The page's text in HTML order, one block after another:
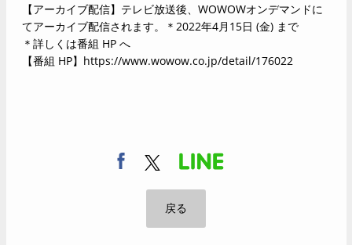
【アーカイブ配信】テレビ放送後、WOWOWオンデマンドに
てアーカイブ配信されます。＊2022年4月15日 (金) まで
＊詳しくは番組 HP へ
【番組 HP】 https://www.wowow.co.jp/detail/176022
戻る